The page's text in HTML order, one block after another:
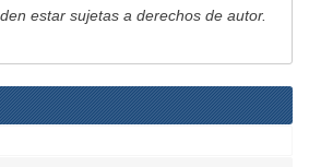
estar sujetas a derechos de autor.